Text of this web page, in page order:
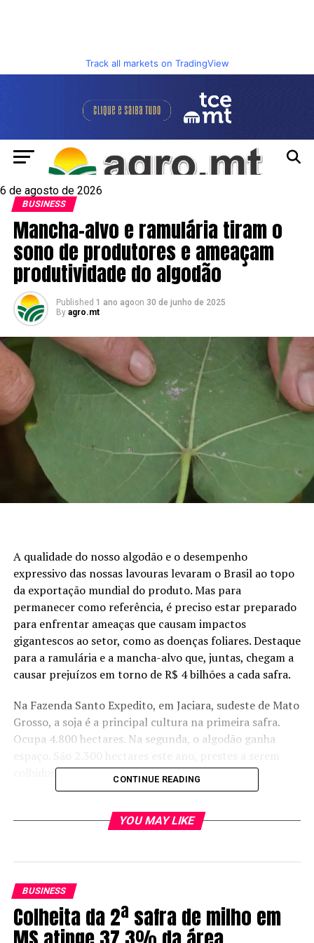
Track all markets on TradingView
6 de agosto de 2026
BUSINESS
Mancha-alvo e ramulária tiram o
sono de produtores e ameaçam
produtividade do algodão
Published 1 ano agoon 30 de junho de 2025
By agro.mt
A qualidade do nosso algodão e o desempenho
expressivo das nossas lavouras levaram o Brasil ao topo
da exportação mundial do produto. Mas para
permanecer como referência, é preciso estar preparado
para enfrentar ameaças que causam impactos
gigantescos ao setor, como as doenças foliares. Destaque
para a ramulária e a mancha-alvo que, juntas, chegam a
causar prejuízos em torno de R$ 4 bilhões a cada safra.
Na Fazenda Santo Expedito, em Jaciara, sudeste de Mato
Grosso, a soja é a principal cultura na primeira safra.
Ocupa 4.800 hectares. Na segunda, o algodão ganha
colhidos e com desempenho animador.
esse ano na fazenda. Vamos ver se tiramos 10% a mais
Mas, por trás deste otimismo, também há motivos de
atenção. As doenças foliares avançam silenciosamente
nas lavouras, e a ramulária é uma das principais
preocupações.
CONTINUE READING
YOU MAY LIKE
BUSINESS
Colheita da 2ª safra de milho em